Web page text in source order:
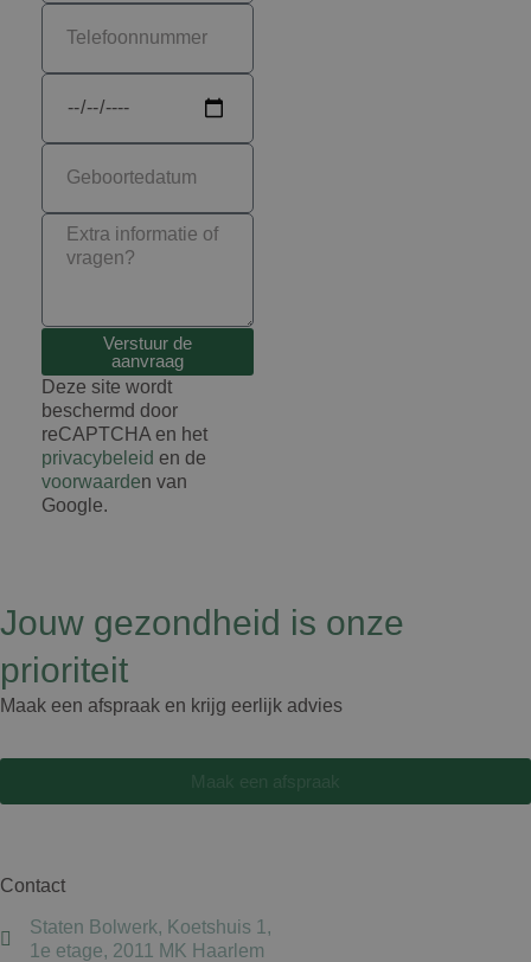
Verstuur de
aanvraag
Deze site wordt
beschermd door
reCAPTCHA en het
privacybeleid en de
voorwaarden van
Google.
Jouw gezondheid is onze
prioriteit
Maak een afspraak en krijg eerlijk advies
Contact
Staten Bolwerk, Koetshuis 1,
1e etage, 2011 MK Haarlem